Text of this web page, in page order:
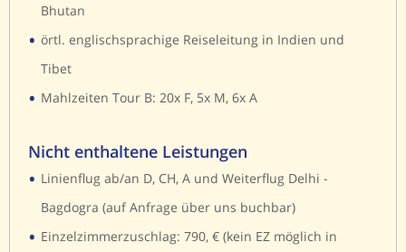
Bhutan
• örtl. englischsprachige Reiseleitung in Indien und
Tibet
• Mahlzeiten Tour B: 20x F, 5x M, 6x A
Nicht enthaltene Leistungen
• Linienflug ab/an D, CH, A und Weiterflug Delhi -
Bagdogra (auf Anfrage über uns buchbar)
• Einzelzimmerzuschlag: 790, € (kein EZ möglich in